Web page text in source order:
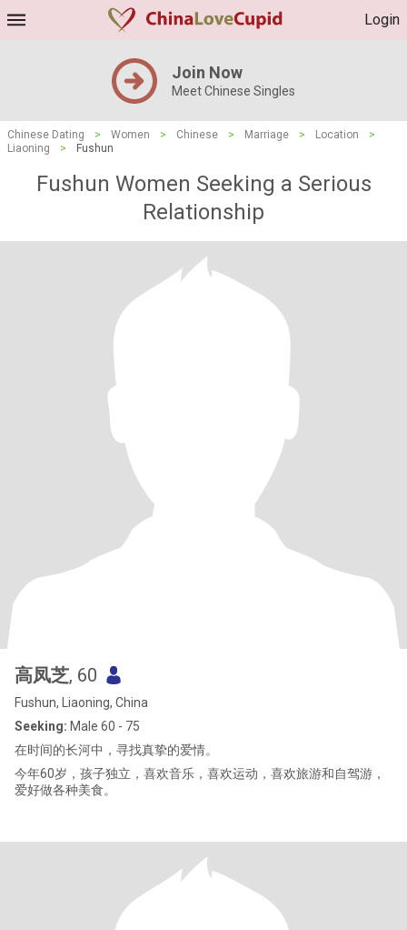
Login
Join Now
Meet Chinese Singles
Chinese Dating > Women > Chinese > Marriage > Location
>
Liaoning
> Fushun
Fushun Women Seeking a Serious
Relationship
高凤芝, 60
Fushun, Liaoning, China
Seeking: Male 60 - 75
在时间的长河中，寻找真挚的爱情。
今年60岁，孩子独立，喜欢音乐，喜欢运动，喜欢旅游和自驾游，
爱好做各种美食。